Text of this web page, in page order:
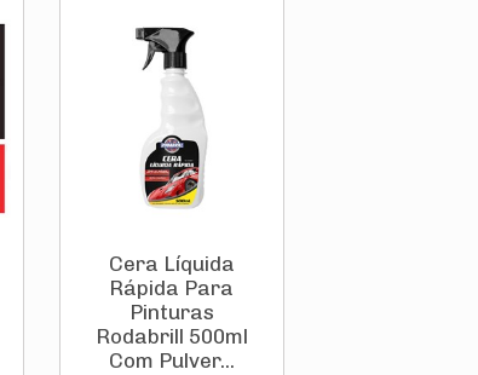
Cera Líquida
Rápida Para
Pinturas
Rodabrill 500ml
Com Pulver...